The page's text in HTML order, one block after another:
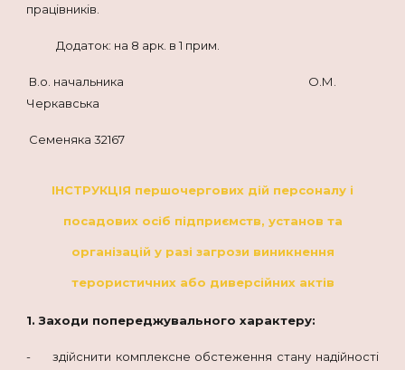
працівників.
Додаток: на 8 арк. в 1 прим.
В.о. начальника О.М.
Черкавська
Семеняка 32167
ІНСТРУКЦІЯ першочергових дій персоналу і
посадових осіб підприємств, установ та
організацій у разі загрози виникнення
терористичних або диверсійних актів
1. Заходи попереджувального характеру:
- здійснити комплексне обстеження стану надійності